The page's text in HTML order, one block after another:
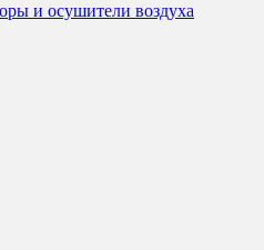
и осушители воздуха